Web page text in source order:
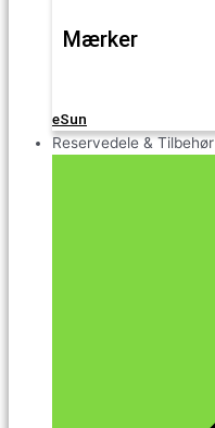
Mærker
eSun
Reservedele & Tilbehør